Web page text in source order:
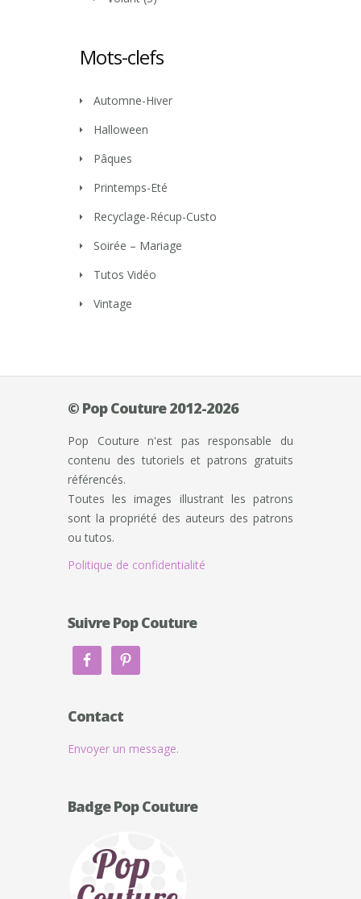
Mots-clefs
Automne-Hiver
Halloween
Pâques
Printemps-Eté
Recyclage-Récup-Custo
Soirée – Mariage
Tutos Vidéo
Vintage
© Pop Couture 2012-2026
Pop Couture n'est pas responsable du
contenu des tutoriels et patrons gratuits
référencés.
Toutes les images illustrant les patrons
sont la propriété des auteurs des patrons
ou tutos.
Politique de confidentialité
Suivre Pop Couture
Contact
Envoyer un message.
Badge Pop Couture